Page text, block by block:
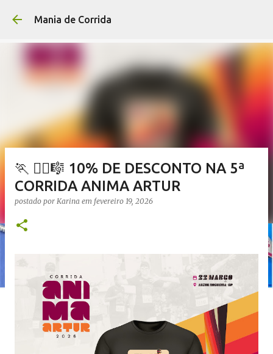
Mania de Corrida
🏃 🏃‍♀️🎼 10% DE DESCONTO NA 5ª
CORRIDA ANIMA ARTUR
postado por Karina em fevereiro 19, 2026